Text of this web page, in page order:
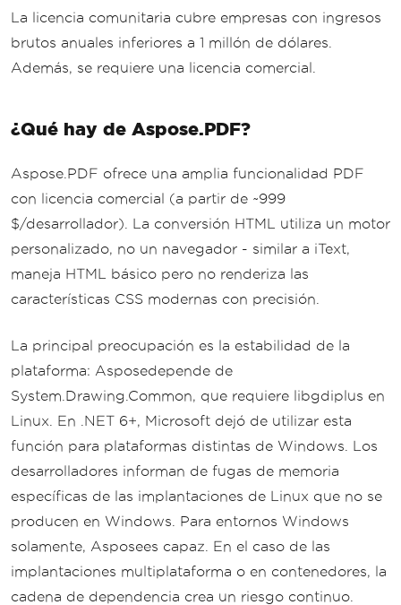
Args
= new[] {
"--no
-sandbox",
"--disable-setuid-sandbo
x"
recovery
if
( browser != null)
ailable.Add(browser);
            _semaphore
.Release();
}
ync()
{
foreach
(var browser in _ava
await browser.CloseAsync
();
            browser
.Dispose ();
}
}
La licencia comunitaria cubre empresas con ingresos
brutos anuales inferiores a 1 millón de dólares.
Además, se requiere una licencia comercial.
¿Qué hay de Aspose.PDF?
Aspose.PDF ofrece una amplia funcionalidad PDF
con licencia comercial (a partir de ~999
$/desarrollador). La conversión HTML utiliza un motor
personalizado, no un navegador - similar a iText,
maneja HTML básico pero no renderiza las
características CSS modernas con precisión.
La principal preocupación es la estabilidad de la
plataforma: Asposedepende de
System.Drawing.Common, que requiere libgdiplus en
Linux. En .NET 6+, Microsoft dejó de utilizar esta
función para plataformas distintas de Windows. Los
desarrolladores informan de fugas de memoria
específicas de las implantaciones de Linux que no se
producen en Windows. Para entornos Windows
solamente, Asposees capaz. En el caso de las
implantaciones multiplataforma o en contenedores, la
cadena de dependencia crea un riesgo continuo.